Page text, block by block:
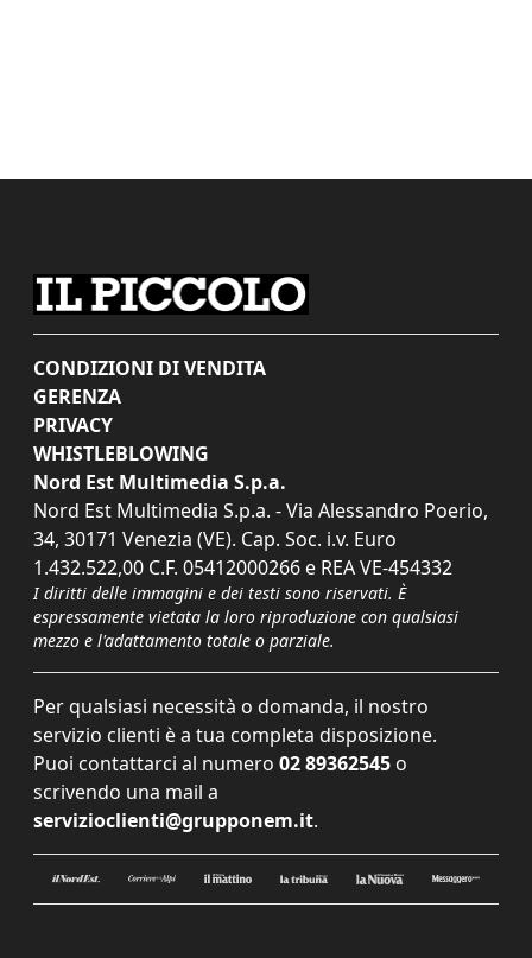
CONDIZIONI DI VENDITA
GERENZA
PRIVACY
WHISTLEBLOWING
Nord Est Multimedia S.p.a.
Nord Est Multimedia S.p.a. - Via Alessandro Poerio,
34, 30171 Venezia (VE). Cap. Soc. i.v. Euro
1.432.522,00 C.F. 05412000266 e REA VE-454332
I diritti delle immagini e dei testi sono riservati. È
espressamente vietata la loro riproduzione con qualsiasi
mezzo e l'adattamento totale o parziale.
Per qualsiasi necessità o domanda, il nostro
servizio clienti è a tua completa disposizione.
Puoi contattarci al numero 02 89362545 o
scrivendo una mail a
servizioclienti@grupponem.it.